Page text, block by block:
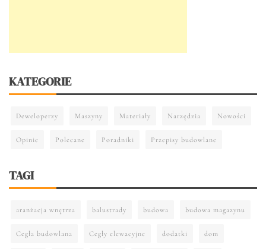
KATEGORIE
Deweloperzy Maszyny Materiały Narzędzia Nowości
Opinie Polecane Poradniki Przepisy budowlane
TAGI
aranżacja wnętrza balustrady budowa budowa magazynu
Cegła budowlana Cegły elewacyjne dodatki dom